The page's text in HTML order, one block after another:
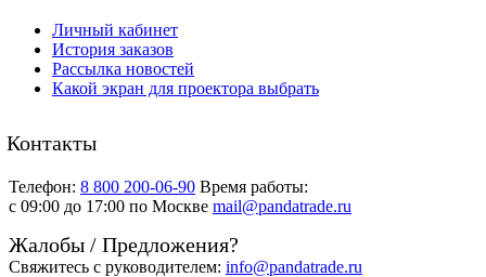
Личный кабинет
История заказов
Рассылка новостей
Какой экран для проектора выбрать
Контакты
Телефон: 8 800 200-06-90 Время работы:
c 09:00 до 17:00 по Москве mail@pandatrade.ru
Жалобы / Предложения?
Свяжитесь с руководителем: info@pandatrade.ru